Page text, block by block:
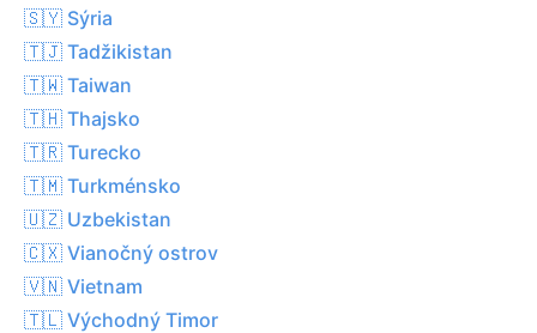
🇸🇾 Sýria
🇹🇯 Tadžikistan
🇹🇼 Taiwan
🇹🇭 Thajsko
🇹🇷 Turecko
🇹🇲 Turkménsko
🇺🇿 Uzbekistan
🇨🇽 Vianočný ostrov
🇻🇳 Vietnam
🇹🇱 Východný Timor